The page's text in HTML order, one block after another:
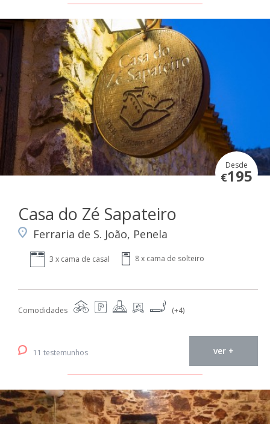
Desde
€195
Casa do Zé Sapateiro
Ferraria de S. João, Penela
3 x cama de casal 8 x cama de solteiro
Comodidades (+4)
11 testemunhos ver +